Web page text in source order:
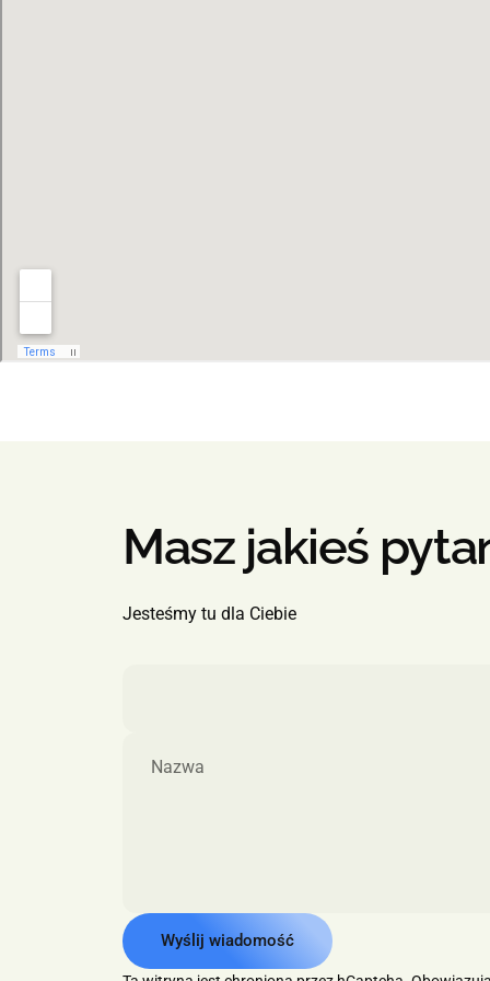
Masz jakieś
Jesteśmy tu dla Ciebie
Nazwa
Wiadomość
Wyślij wiadomość
Wyślij wiadomość